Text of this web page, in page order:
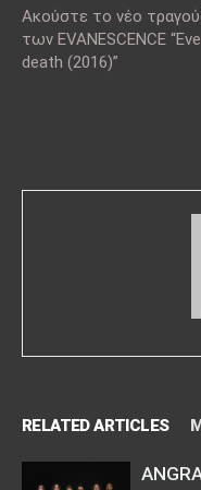
Ακούστε το νέο
των EVANESCENCE
death (2016)”
RELATED ARTICLES